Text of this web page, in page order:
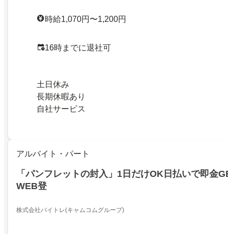
時給1,070円〜1,200円
16時までに退社可
土日休み
長期休暇あり
自社サービス
アルバイト・パート
「パンフレットの封入」1日だけOK日払いで即金
WEB登
株式会社バイトレ(キャムコムグループ)